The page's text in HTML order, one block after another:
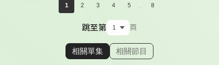
1 2 3 4 5 ... 8
跳至第 頁
顯示相關單集
相關單集 相關節目